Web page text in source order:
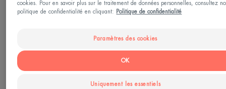
Âge
Adapté
cookies. Pour en savoir plus sur le traitement de données personnelles, consultez
politique de confidentialité en cliquant:
Politique de confidentialité
Paramètres des cookies
Uniquement les essentiels
OK